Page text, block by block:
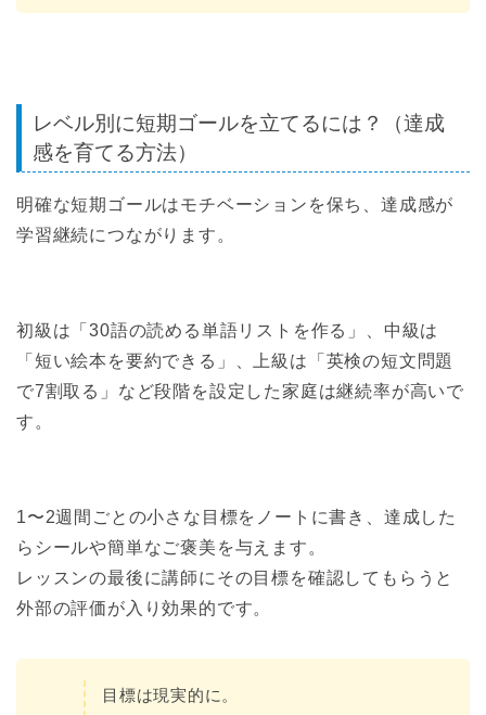
レベル別に短期ゴールを立てるには？（達成
感を育てる方法）
明確な短期ゴールはモチベーションを保ち、達成感が
学習継続につながります。
初級は「30語の読める単語リストを作る」、中級は
「短い絵本を要約できる」、上級は「英検の短文問題
で7割取る」など段階を設定した家庭は継続率が高いで
す。
1〜2週間ごとの小さな目標をノートに書き、達成した
らシールや簡単なご褒美を与えます。
レッスンの最後に講師にその目標を確認してもらうと
外部の評価が入り効果的です。
目標は現実的に。